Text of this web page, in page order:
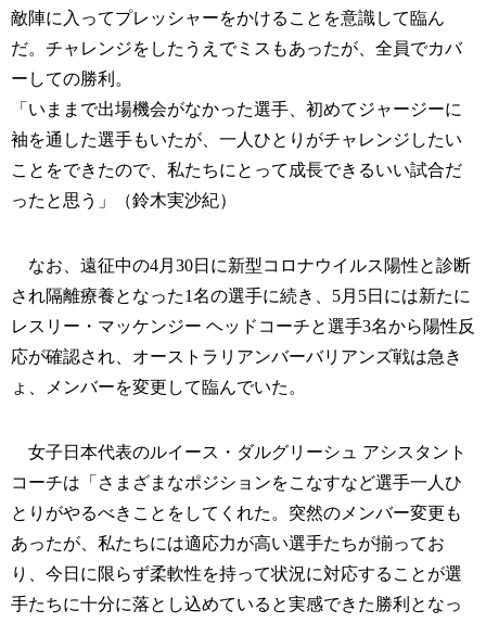
敵陣に入ってプレッシャーをかけることを意識して臨ん
だ。チャレンジをしたうえでミスもあったが、全員でカバ
ーしての勝利。
「いままで出場機会がなかった選手、初めてジャージーに
袖を通した選手もいたが、一人ひとりがチャレンジしたい
ことをできたので、私たちにとって成長できるいい試合だ
ったと思う」（鈴木実沙紀）
なお、遠征中の4月30日に新型コロナウイルス陽性と診断
され隔離療養となった1名の選手に続き、5月5日には新たに
レスリー・マッケンジー ヘッドコーチと選手3名から陽性反
応が確認され、オーストラリアンバーバリアンズ戦は急き
ょ、メンバーを変更して臨んでいた。
女子日本代表のルイース・ダルグリーシュ アシスタント
コーチは「さまざまなポジションをこなすなど選手一人ひ
とりがやるべきことをしてくれた。突然のメンバー変更も
あったが、私たちには適応力が高い選手たちが揃ってお
り、今日に限らず柔軟性を持って状況に対応することが選
手たちに十分に落とし込めていると実感できた勝利となっ